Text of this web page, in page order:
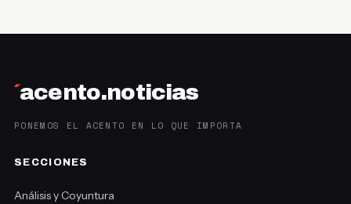
´acento.noticias
PONEMOS EL ACENTO EN LO QUE IMPORTA
SECCIONES
Análisis y Coyuntura